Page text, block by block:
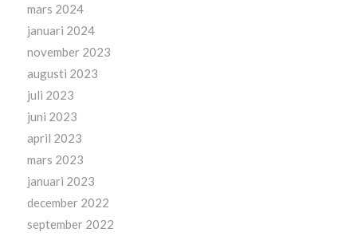
mars 2024
januari 2024
november 2023
augusti 2023
juli 2023
juni 2023
april 2023
mars 2023
januari 2023
december 2022
september 2022